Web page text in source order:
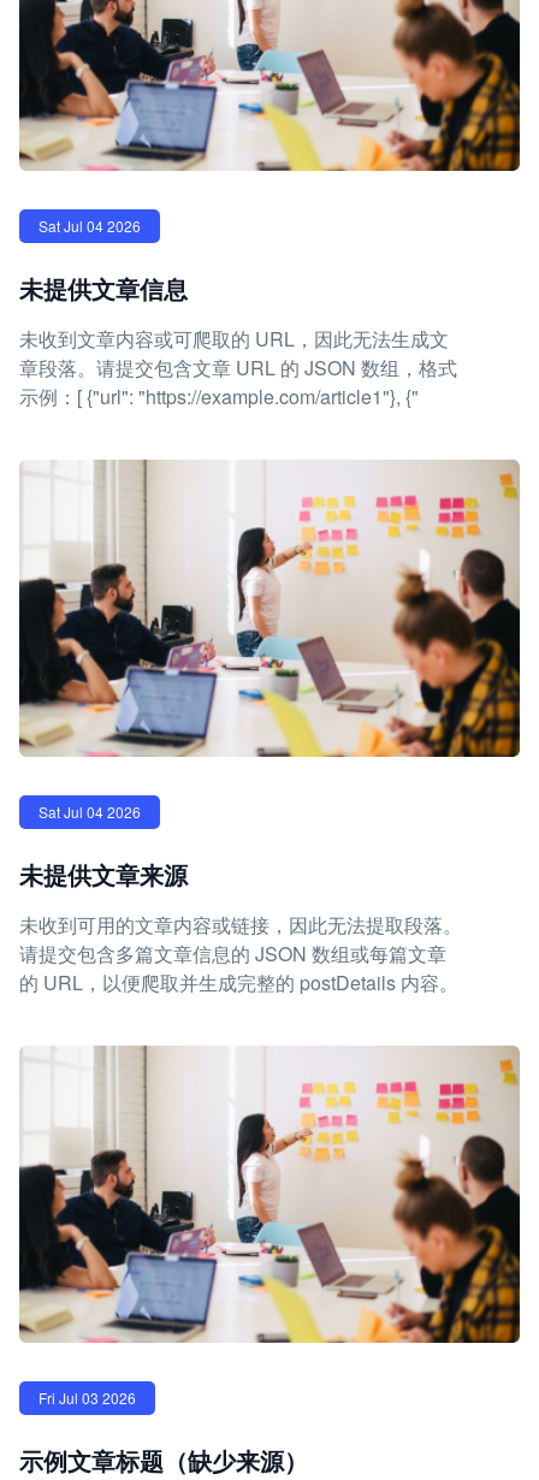
Sat Jul 04 2026
未提供文章信息
未收到文章内容或可爬取的 URL，因此无法生成文
章段落。请提交包含文章 URL 的 JSON 数组，格式
示例：[ {"url": "https://example.com/article1"}, {"
Sat Jul 04 2026
未提供文章来源
未收到可用的文章内容或链接，因此无法提取段落。
请提交包含多篇文章信息的 JSON 数组或每篇文章
的 URL，以便爬取并生成完整的 postDetails 内容。
Fri Jul 03 2026
示例文章标题（缺少来源）